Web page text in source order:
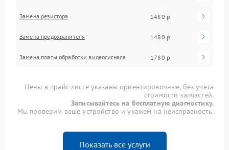
Замена резистора 1480 р
Замена предохранителя 1480 р
Замена платы обработки видеосигнала 1780 р
Цены в прайс-листе указаны ориентировочные, без учета
стоимости запчастей.
Записывайтесь на бесплатную диагностику.
Мы проверим ваше устройство и укажем на неисправность.
Показать все услуги